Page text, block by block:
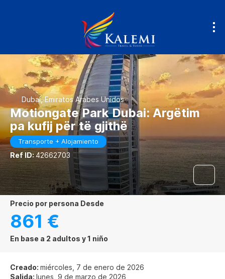
Dubai, Emiratos Arabes Unidos
Motiongate Park Dubai: Argëtim
pa kufij për të gjithë
Transporte + Alojamiento
Ref ID:42662703
precio por persona Desde
861 €
En base a 2 adultos y 1 niño
Creado: miércoles, 7 de enero de 2026
Salida: lunes, 9 de marzo de 2026